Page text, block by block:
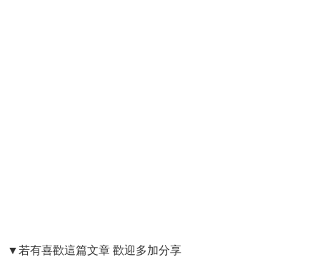
▼若有喜歡這篇文章 歡迎多加分享